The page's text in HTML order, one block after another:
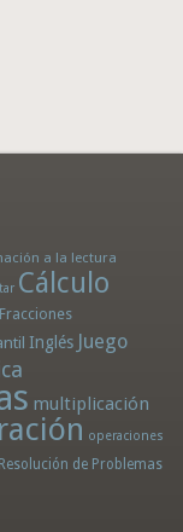
a la lectura
Cálculo
Fracciones
Inglés Juego
multiplicación
operaciones
Resolución de Problemas